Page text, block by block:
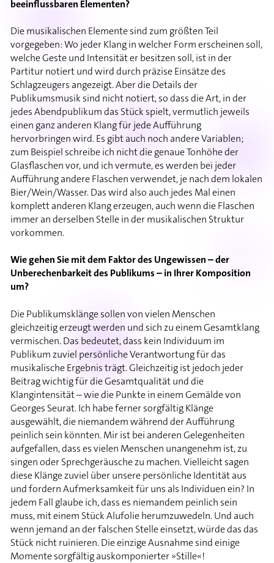
beeinflussbaren Elementen?
Die musikalischen Elemente sind zum größten Teil
vorgegeben: Wo jeder Klang in welcher Form erscheinen soll,
welche Geste und Intensität er besitzen soll, ist in der
Partitur notiert und wird durch präzise Einsätze des
Schlagzeugers angezeigt. Aber die Details der
Publikumsmusik sind nicht notiert, so dass die Art, in der
jedes Abendpublikum das Stück spielt, vermutlich jeweils
einen ganz anderen Klang für jede Aufführung
hervorbringen wird. Es gibt auch noch andere Variablen;
zum Beispiel schreibe ich nicht die genaue Tonhöhe der
Glasflaschen vor, und ich vermute, es werden bei jeder
Aufführung andere Flaschen verwendet, je nach dem lokalen
Bier/Wein/Wasser. Das wird also auch jedes Mal einen
komplett anderen Klang erzeugen, auch wenn die Flaschen
immer an derselben Stelle in der musikalischen Struktur
vorkommen.
Wie gehen Sie mit dem Faktor des Ungewissen – der
Unberechenbarkeit des Publikums – in Ihrer Komposition
um?
Die Publikumsklänge sollen von vielen Menschen
gleichzeitig erzeugt werden und sich zu einem Gesamtklang
vermischen. Das bedeutet, dass kein Individuum im
Publikum zuviel persönliche Verantwortung für das
musikalische Ergebnis trägt. Gleichzeitig ist jedoch jeder
Beitrag wichtig für die Gesamtqualität und die
Klangintensität – wie die Punkte in einem Gemälde von
Georges Seurat. Ich habe ferner sorgfältig Klänge
ausgewählt, die niemandem während der Aufführung
peinlich sein könnten. Mir ist bei anderen Gelegenheiten
aufgefallen, dass es vielen Menschen unangenehm ist, zu
singen oder Sprechgeräusche zu machen. Vielleicht sagen
diese Klänge zuviel über unsere persönliche Identität aus
und fordern Aufmerksamkeit für uns als Individuen ein? In
jedem Fall glaube ich, dass es niemandem peinlich sein
muss, mit einem Stück Alufolie herumzuwedeln. Und auch
wenn jemand an der falschen Stelle einsetzt, würde das das
Stück nicht ruinieren. Die einzige Ausnahme sind einige
Momente sorgfältig auskomponierter »Stille«!